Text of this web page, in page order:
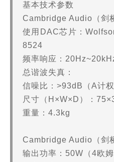
基本技术参数
Cambridge Audio（剑
使用DAC芯片：
8524
频率响应：
总谐波失真：
信噪比：>93dB（A计权
尺寸（H×W×D）：
重量：4.3kg
Cambridge Audio（剑
输出功率：50W（4欧姆